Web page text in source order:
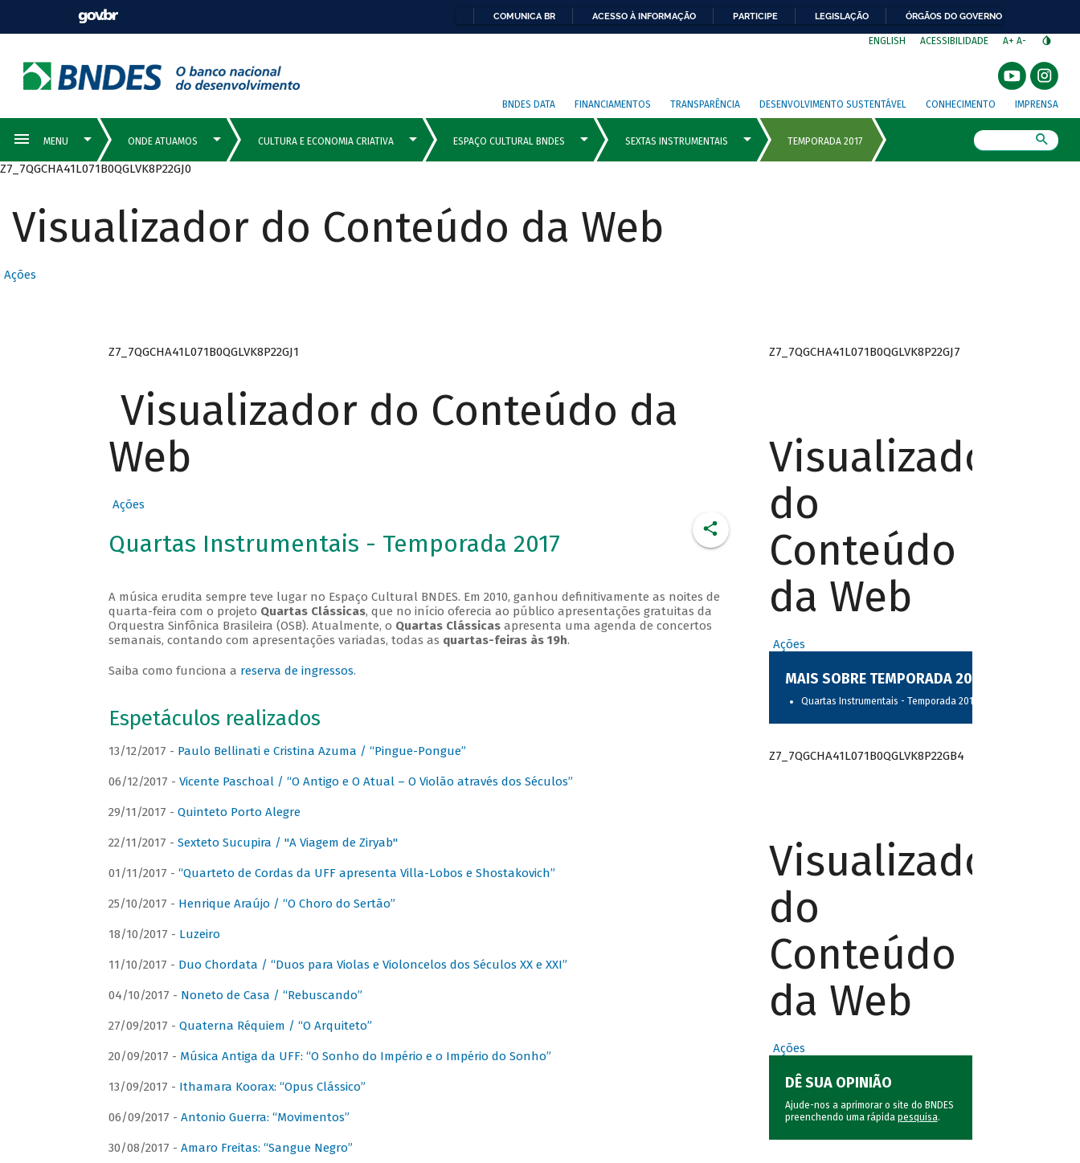
COMUNICA BR ACESSO À INFORMAÇÃO PARTICIPE LEGISLAÇÃO ÓRGÃOS DO GOVERNO
ENGLISH ACESSIBILIDADE A+ A-
BNDES DATA FINANCIAMENTOS TRANSPARÊNCIA DESENVOLVIMENTO SUSTENTÁVEL CONHECIMENTO IMPRENSA
Z7_7QGCHA41L071B0QGLVK8P22GJ0
Visualizador do Conteúdo da Web
Ações
Z7_7QGCHA41L071B0QGLVK8P22GJ1
Visualizador do Conteúdo da
Web
Ações
Quartas Instrumentais - Temporada 2017
A música erudita sempre teve lugar no Espaço Cultural BNDES. Em 2010, ganhou definitivamente as noites de
quarta-feira com o projeto Quartas Clássicas, que no início oferecia ao público apresentações gratuitas da
Orquestra Sinfônica Brasileira (OSB). Atualmente, o Quartas Clássicasapresenta uma agenda de concertos
semanais, contando com apresentações variadas, todas as quartas-feiras às 19h.
Saiba como funciona a reserva de ingressos.
Espetáculos realizados
13/12/2017 - Paulo Bellinati e Cristina Azuma / “Pingue-Pongue”
06/12/2017 - Vicente Paschoal / “O Antigo e O Atual – O Violão através dos Séculos”
29/11/2017 - Quinteto Porto Alegre
22/11/2017 - Sexteto Sucupira / "A Viagem de Ziryab"
01/11/2017 - “Quarteto de Cordas da UFF apresenta Villa-Lobos e Shostakovich”
25/10/2017 - Henrique Araújo / “O Choro do Sertão”
18/10/2017 - Luzeiro
11/10/2017 - Duo Chordata / “Duos para Violas e Violoncelos dos Séculos XX e XXI”
04/10/2017 - Noneto de Casa / “Rebuscando”
27/09/2017 - Quaterna Réquiem / “O Arquiteto”
20/09/2017 - Música Antiga da UFF: “O Sonho do Império e o Império do Sonho”
13/09/2017 - Ithamara Koorax: “Opus Clássico”
06/09/2017 - Antonio Guerra: “Movimentos”
30/08/2017 - Amaro Freitas: “Sangue Negro”
Z7_7QGCHA41L071B0QGLVK8P22GJ7
Visualizador
do
Conteúdo
da Web
Ações
MAIS SOBRE TEMPORADA 2017
Quartas Instrumentais - Temporada 2017
Z7_7QGCHA41L071B0QGLVK8P22GB4
Visualizador
do
Conteúdo
da Web
Ações
DÊ SUA OPINIÃO
Ajude-nos a aprimorar o site do BNDES
preenchendo uma rápida pesquisa.